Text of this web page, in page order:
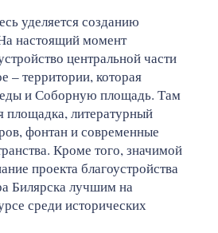
уделяется созданию
настоящий момент
центральной части
– территории, которая
и Соборную площадь. Там
площадка, литературный
фонтан и современные
Кроме того, значимой
проекта благоустройства
Билярска лучшим на
среди исторических